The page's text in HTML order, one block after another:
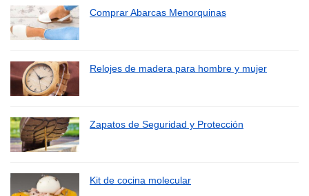
Comprar Abarcas Menorquinas
Relojes de madera para hombre y mujer
Zapatos de Seguridad y Protección
Kit de cocina molecular